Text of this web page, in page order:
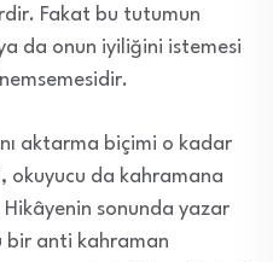
Fakat bu tutumun
da onun iyiliğini istemesi
aktarma biçimi o kadar
okuyucu da kahramana
sonunda yazar
bir anti kahraman